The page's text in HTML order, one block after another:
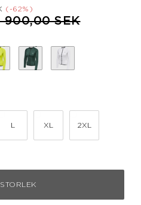
(-62%)
SEKtill
L XL 2XL